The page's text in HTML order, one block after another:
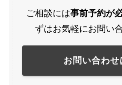
ご相談には事前予約が
ずはお気軽にお問い
お問い合わせ